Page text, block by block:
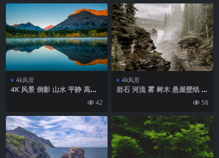
4k风景
4K 风景 倒影 山水 平静 高清
42
4k风景
岩石 河流 雾 树木 悬崖壁纸 背
58